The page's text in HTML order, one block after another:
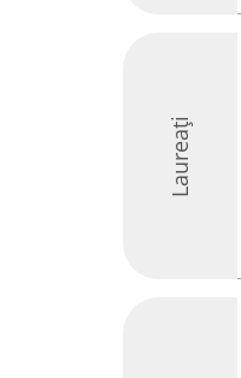
Laureați